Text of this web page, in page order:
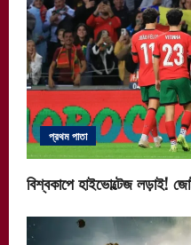
প্রথম পাতা
বিশ্বকাপে হাইভোল্টেজ লড়াই!